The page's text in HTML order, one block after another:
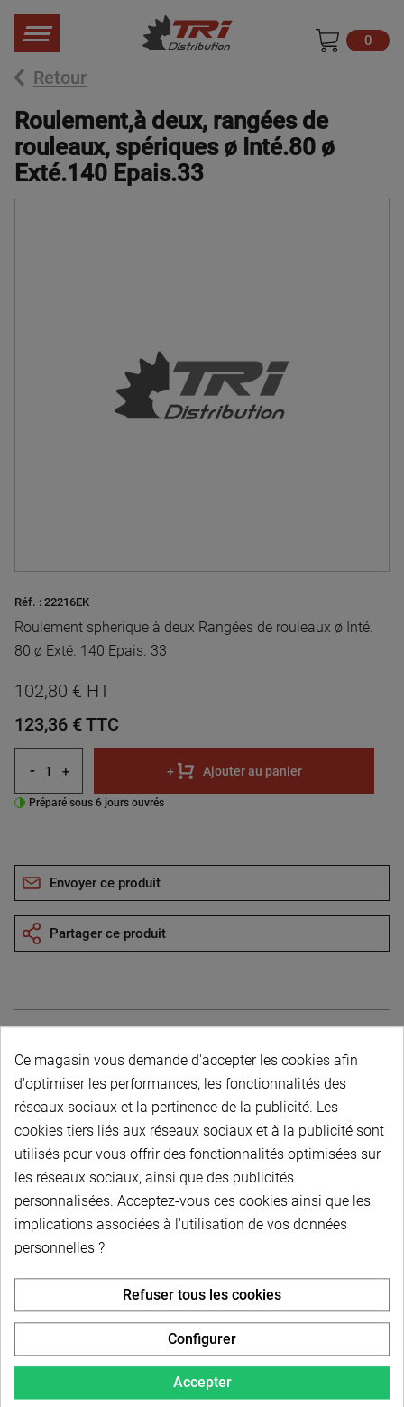
0
Retour
Roulement,à deux, rangées de
rouleaux, spériques ø Inté.80 ø
Exté.140 Epais.33
Réf. : 22216EK
Roulement spherique à deux Rangées de rouleaux ø Inté.
80 ø Exté. 140 Epais. 33
102,80 € HT
123,36 €TTC
- + + Ajouter au panier
Préparé sous 6 jours ouvrés
Envoyer ce produit
Partager ce produit
Description du produit
PAIEMENT SÉCURISÉ
LIVRAISON PERSONNALISÉE
Ce magasin vous demande d'accepter les cookies afin
d'optimiser les performances, les fonctionnalités des
réseaux sociaux et la pertinence de la publicité. Les
cookies tiers liés aux réseaux sociaux et à la publicité sont
utilisés pour vous offrir des fonctionnalités optimisées sur
les réseaux sociaux, ainsi que des publicités
personnalisées. Acceptez-vous ces cookies ainsi que les
implications associées à l'utilisation de vos données
personnelles ?
Accepter
Refuser tous les cookies
Configurer